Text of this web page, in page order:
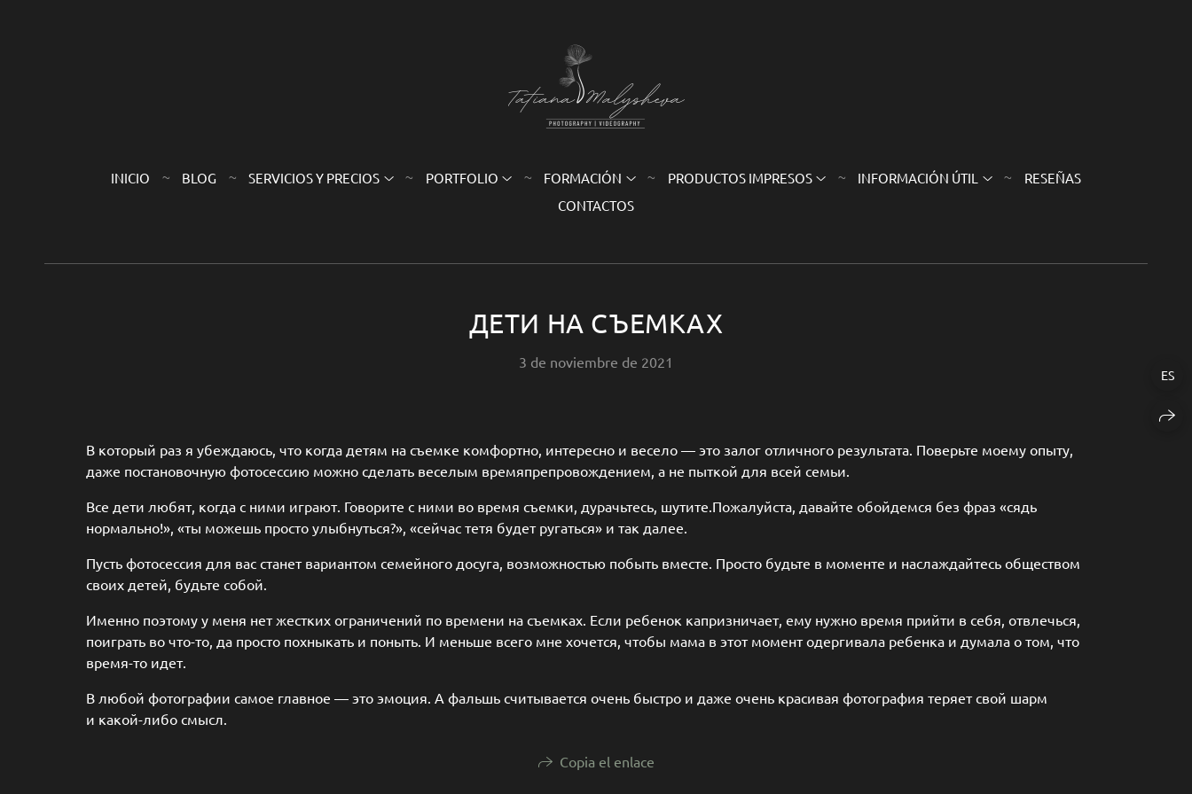
INICIO BLOG SERVICIOS Y PRECIOS PORTFOLIO FORMACIÓN PRODUCTOS IMPRESOS INFORMACIÓN ÚTIL
RESEÑAS
CONTACTOS
ДЕТИ НА СЪЕМКАХ
3 de noviembre de 2021
В который раз я убеждаюсь, что когда детям на съемке комфортно, интересно и весело — это залог отличного результата. Поверьте моему опыту,
даже постановочную фотосессию можно сделать веселым времяпрепровождением, а не пыткой для всей семьи.
Все дети любят, когда с ними играют. Говорите с ними во время съемки, дурачьтесь, шутите.Пожалуйста, давайте обойдемся без фраз «сядь
нормально!», «ты можешь просто улыбнуться?», «сейчас тетя будет ругаться» и так далее.
Пусть фотосессия для вас станет вариантом семейного досуга, возможностью побыть вместе. Просто будьте в моменте и наслаждайтесь обществом
своих детей, будьте собой.
Именно поэтому у меня нет жестких ограничений по времени на съемках. Если ребенок капризничает, ему нужно время прийти в себя, отвлечься,
поиграть во что-то, да просто похныкать и поныть. И меньше всего мне хочется, чтобы мама в этот момент одергивала ребенка и думала о том, что
время-то идет.
В любой фотографии самое главное — это эмоция. А фальшь считывается очень быстро и даже очень красивая фотография теряет свой шарм
и какой-либо смысл.
Copia el enlace
ES